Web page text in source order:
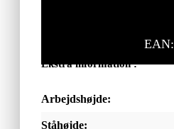
EAN:
Ekstra information :
Arbejdshøjde:
Ståhøjde: